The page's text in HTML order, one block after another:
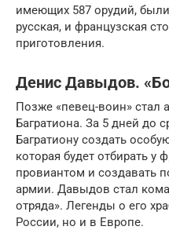
имеющих 587 орудий,
русская, и французская
приготовления.
Денис Давыдов.
Позже «певец-воин» стал
Багратиона. За 5 дней до
Багратиону создать
которая будет отбирать у
провиантом и создавать
армии. Давыдов стал
отряда». Легенды о его
России, но и в Европе.